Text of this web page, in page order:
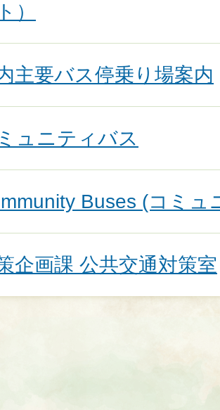
）
主要バス停乗り場案内
ュニティバス
Buses (コミ
企画課 公共交通対策室